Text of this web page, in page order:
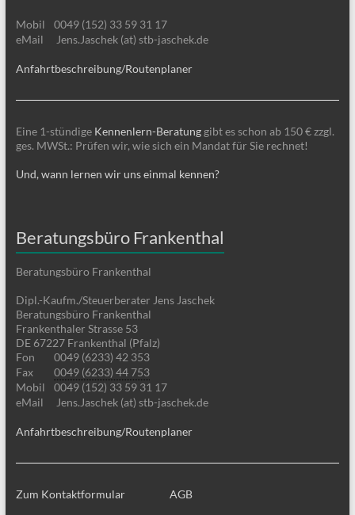
Mobil
0049 (152) 33 59 31 17
eMail
Jens.Jaschek (at) stb-jaschek.de
Anfahrtbeschreibung/Routenplaner
Eine 1-stündige Kennenlern-Beratunggibt es schon ab 150 € zzgl.
ges. MWSt.: Prüfen wir, wie sich ein Mandat für Sie rechnet!
Und, wann lernen wir uns einmal kennen?
Beratungsbüro Frankenthal
Beratungsbüro Frankenthal
Dipl.-Kaufm./Steuerberater Jens Jaschek
Beratungsbüro Frankenthal
Frankenthaler Strasse 53
DE 67227 Frankenthal (Pfalz)
Fon
0049 (6233) 42 353
Fax
0049 (6233) 44 753
Mobil
0049 (152) 33 59 31 17
eMail
Jens.Jaschek (at) stb-jaschek.de
Anfahrtbeschreibung/Routenplaner
Zum Kontaktformular AGB